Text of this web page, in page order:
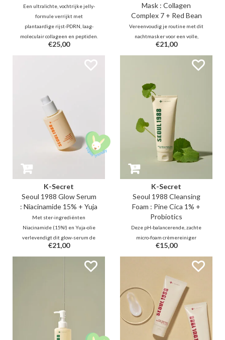
Een ultralichte, vochtrijke jelly-
formule verrijkt met
plantaardige rijst-PDRN, laag-
moleculair collageen en peptiden.
Het geeft een krachtige
elasticiteitsboost, vult fijne
lijntjes van binnenuit op en zorgt
€25,00
Mask : Collagen
Complex 7 + Red Bean
Vereenvoudig je routine met dit
nachtmasker voor een volle,
gezonde glow. Een lichte gel met
7 soorten Collageen en Vitamine
E-capsules die moeiteloos smelt
vet laagje, om de elasticiteit van
de huid een boost te geven.
€21,00
K-Secret
Seoul 1988 Glow Serum
: Niacinamide 15% + Yuja
Met ster-ingrediënten
Niacinamide (15%!) en Yuja-olie
verlevendigt dit glow-serum de
huid voor een stralend resultaat.
Dit frisse, hydraterende serum
helpt de huid te corrigeren
€21,00
K-Secret
Seoul 1988 Cleansing
Foam : Pine Cica 1% +
Probiotics
Deze pH-balancerende, zachte
micro-foam crèmereiniger
exfolieert effectief diepe
porieproblemen met 0,5%
tegelijkertijd de huidbarrière
kalmeert en versterkt dankzij
een 1% Pine Cica Complex en
Bifida Ferment.
€15,00